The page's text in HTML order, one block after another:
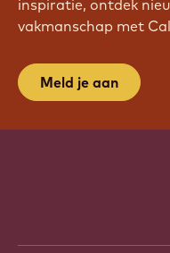
inspiratie, ontdek
vakmanschap met
Meld je aan